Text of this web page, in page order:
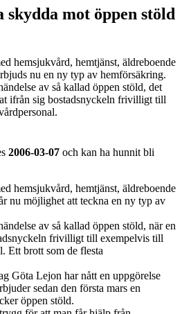
mot öppen stöld
hemsjukvård, hemtjänst, äldreboende
nu en ny typ av hemförsäkring.
av så kallad öppen stöld, det
ifrån sig bostadsnyckeln frivilligt till
2006-03-07 och kan ha hunnit bli
hemsjukvård, hemtjänst, äldreboende
nu möjlighet att teckna en ny typ av
av så kallad öppen stöld, när en
frivilligt till exempelvis till
Ett brott som de flesta
Göta Lejon har nått en uppgörelse
sedan den första mars en
öppen stöld.